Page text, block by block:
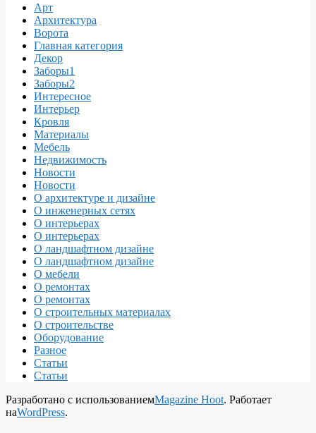
Арт
Архитектура
Ворота
Главная категория
Декор
Заборы1
Заборы2
Интересное
Интерьер
Кровля
Материалы
Мебель
Недвижимость
Новости
Новости
О архитектуре и дизайне
О инженерных сетях
О интерьерах
О интерьерах
О ландшафтном дизайне
О ландшафтном дизайне
О мебели
О ремонтах
О ремонтах
О строительных материалах
О строительстве
Оборудование
Разное
Статьи
Статьи
Разработано с использованиемMagazine Hoot. Работает
наWordPress.